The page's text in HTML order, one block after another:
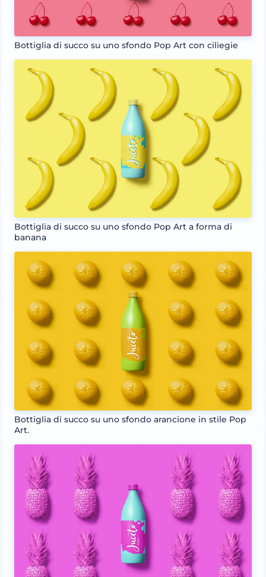
Bottiglia di succo su uno sfondo Pop Art con ciliegie
Bottiglia di succo su uno sfondo Pop Art a forma di
banana
Bottiglia di succo su uno sfondo arancione in stile Pop
Art.